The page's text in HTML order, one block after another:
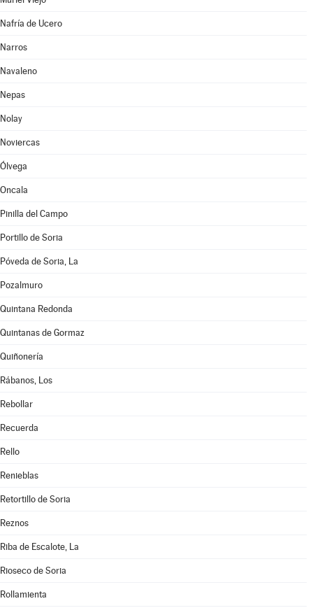
Nafría de Ucero
Narros
Navaleno
Nepas
Nolay
Noviercas
Ólvega
Oncala
Pinilla del Campo
Portillo de Soria
Póveda de Soria, La
Pozalmuro
Quintana Redonda
Quintanas de Gormaz
Quiñonería
Rábanos, Los
Rebollar
Recuerda
Rello
Renieblas
Retortillo de Soria
Reznos
Riba de Escalote, La
Rioseco de Soria
Rollamienta